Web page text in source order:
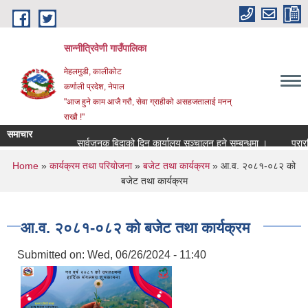
Skip to main content
सान्नीत्रिवेणी गाउँपालिका
मेहलमुडी, कालीकोट
कर्णाली प्रदेश, नेपाल
"आज हुने काम आजै गरौ, सेवा ग्राहीको असहजतालाई मनन्
राखौ !"
समाचार
सार्वजनुक बिदाको दिन कार्यालय सञ्चालन हुने सम्बन्धमा ।
You are here
Home » कार्यक्रम तथा परियोजना» बजेट तथा कार्यक्रम» आ.व. २०८१-०८२ को
बजेट तथा कार्यक्रम
आ.व. २०८१-०८२ को बजेट तथा कार्यक्रम
Submitted on: Wed, 06/26/2024 - 11:40